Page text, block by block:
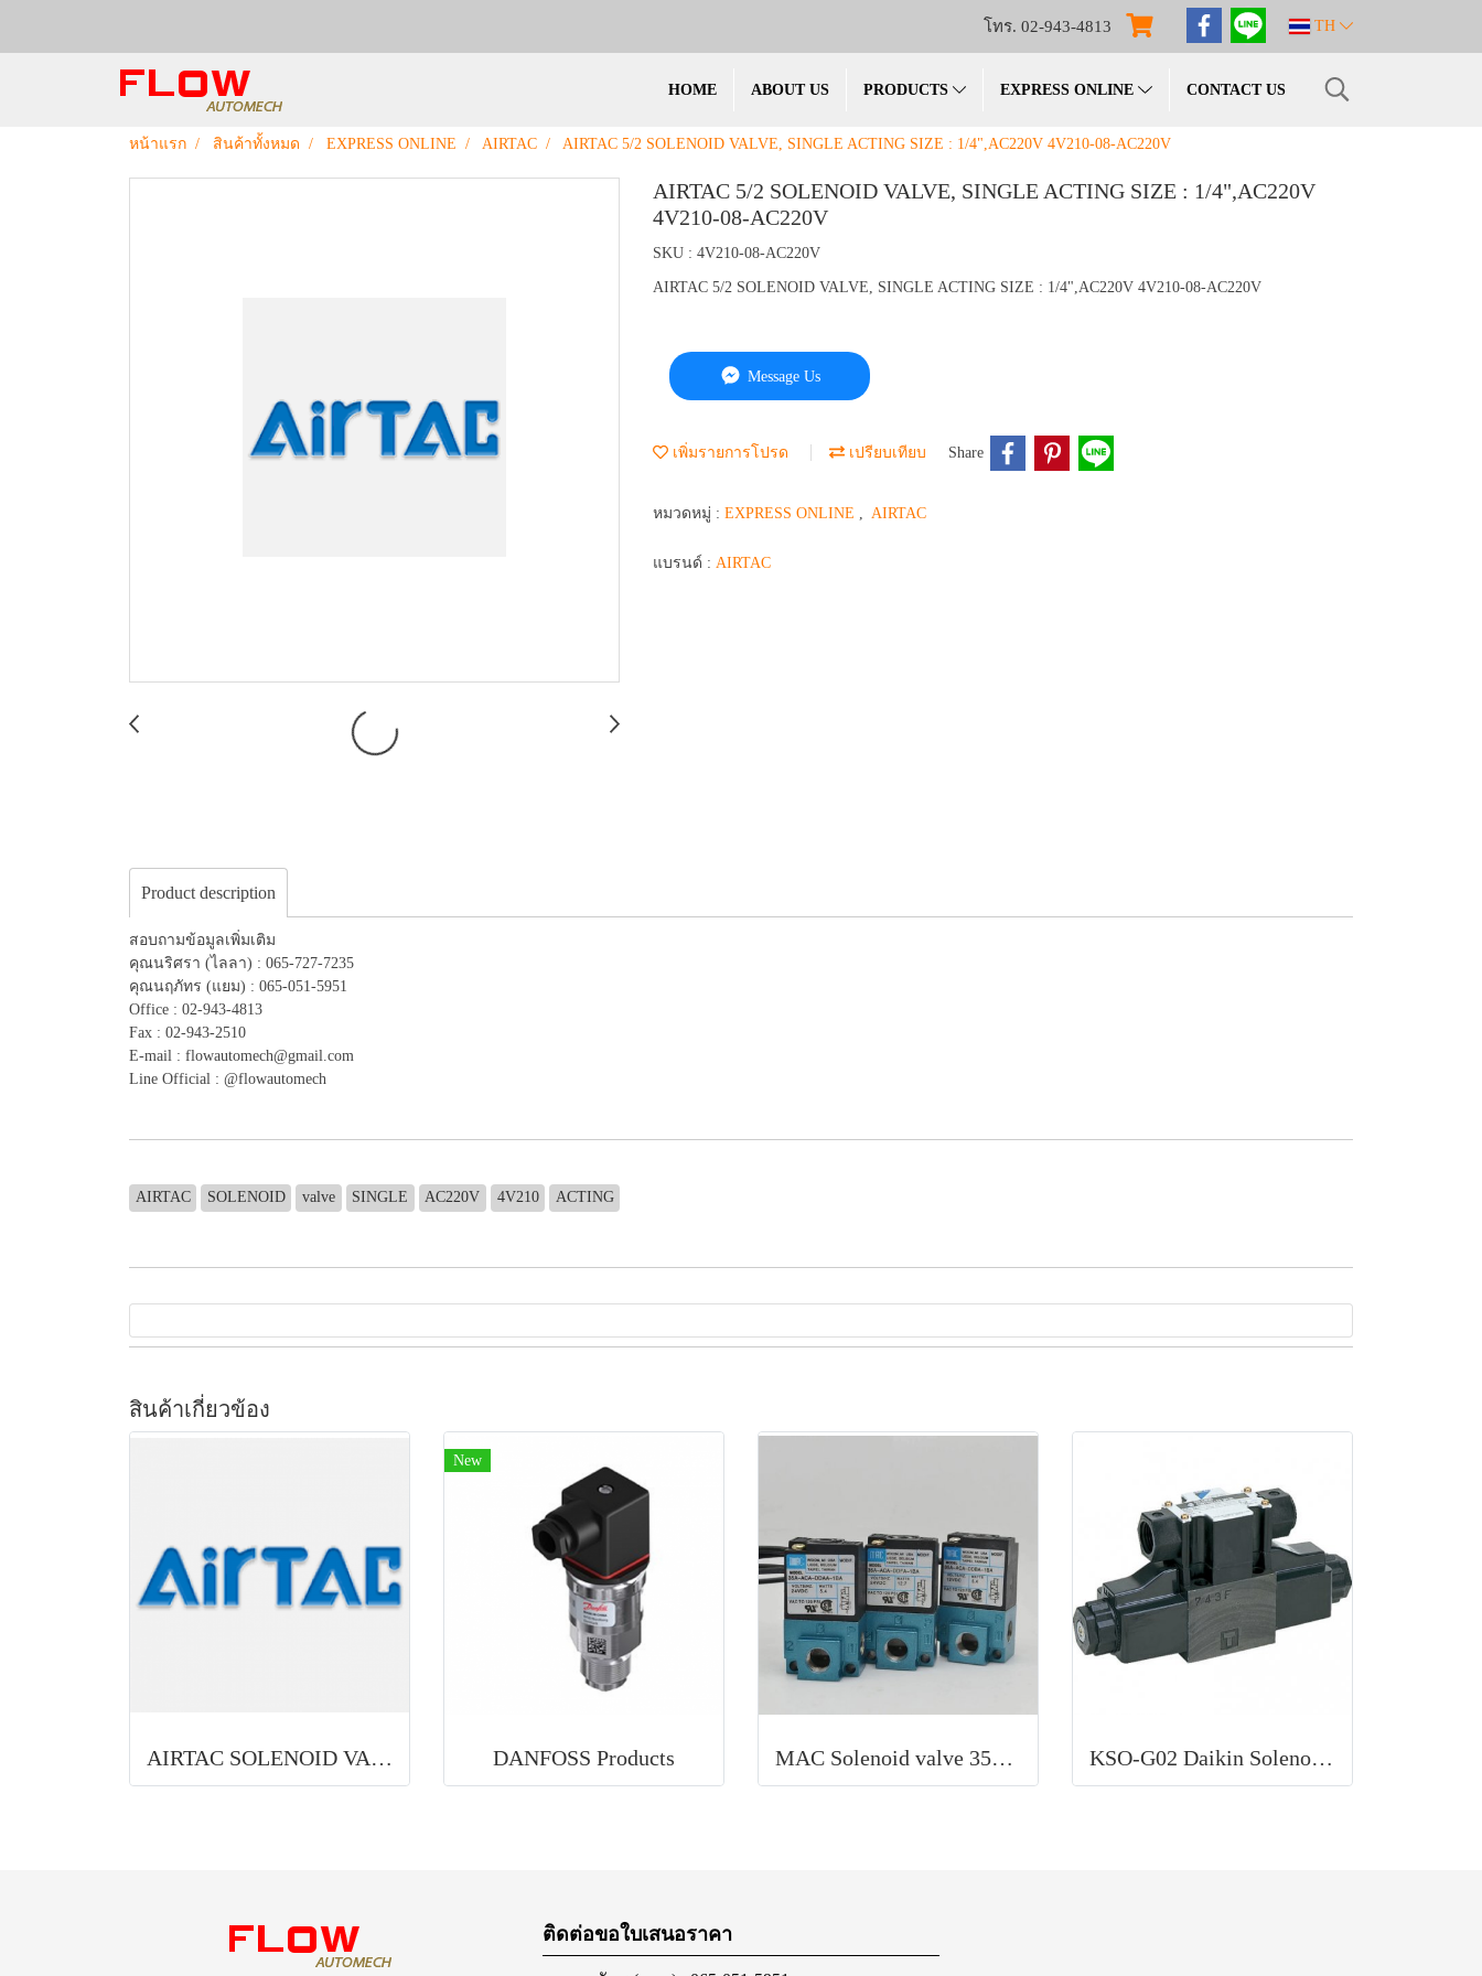
โทร. 02-943-4813 TH
HOME ABOUT US PRODUCTS EXPRESS ONLINE CONTACT US
หน้าแรก สินค้าทั้งหมด EXPRESS ONLINE AIRTAC AIRTAC 5/2 SOLENOID VALVE, SINGLE ACTING SIZE : 1/4",AC220V 4V210-08-AC220V
AIRTAC 5/2 SOLENOID VALVE, SINGLE ACTING SIZE : 1/4",AC220V
4V210-08-AC220V
SKU : 4V210-08-AC220V
AIRTAC 5/2 SOLENOID VALVE, SINGLE ACTING SIZE : 1/4",AC220V 4V210-08-AC220V
Message Us
เพิ่มรายการโปรด เปรียบเทียบ Share
หมวดหมู่ : EXPRESS ONLINE AIRTAC
แบรนด์ : AIRTAC
Product description
สอบถามข้อมูลเพิ่มเติม
คุณนริศรา (ไลลา) : 065-727-7235
คุณนฤภัทร (แยม) : 065-051-5951
Office : 02-943-4813
Fax : 02-943-2510
E-mail : flowautomech@gmail.com
Line Official : @flowautomech
AIRTAC SOLENOID valve SINGLE AC220V 4V210 ACTING
สินค้าเกี่ยวข้อง
AIRTAC SOLENOID VALVE 2KW
New
DANFOSS Products MAC Solenoid valve 35A Series KSO-G02 Daikin Solenoid Valve
ติดต่อขอใบเสนอราคา